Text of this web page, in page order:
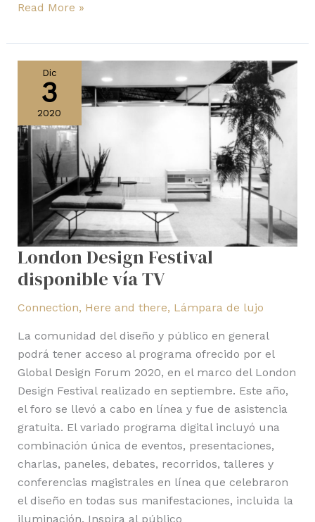
Read More »
Dic
3
2020
London Design Festival
disponible vía TV
Connection, Here and there, Lámpara de lujo
La comunidad del diseño y público en general
podrá tener acceso al programa ofrecido por el
Global Design Forum 2020, en el marco del London
Design Festival realizado en septiembre. Este año,
el foro se llevó a cabo en línea y fue de asistencia
gratuita. El variado programa digital incluyó una
combinación única de eventos, presentaciones,
charlas, paneles, debates, recorridos, talleres y
conferencias magistrales en línea que celebraron
el diseño en todas sus manifestaciones, incluida la
iluminación. Inspira al público
Design
Festival
disponible
vía
TV